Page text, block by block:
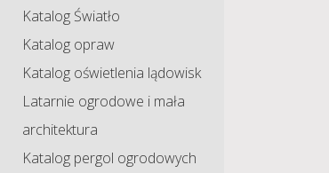
Katalog Światło
Katalog opraw
Katalog oświetlenia lądowisk
Latarnie ogrodowe i mała
architektura
Katalog pergol ogrodowych